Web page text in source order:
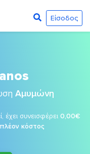
Είσοδος
Αμυμώνη
έχει συνεισφέρει 0,00€
κόστος